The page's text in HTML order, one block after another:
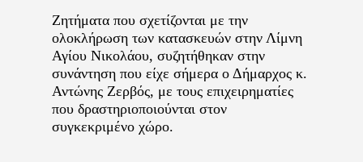
Ζητήματα που σχετίζονται με την
ολοκλήρωση των κατασκευών στην Λίμνη
Αγίου Νικολάου, συζητήθηκαν στην
συνάντηση που είχε σήμερα ο Δήμαρχος κ.
Αντώνης Ζερβός, με τους επιχειρηματίες
που δραστηριοποιούνται στον
συγκεκριμένο χώρο.